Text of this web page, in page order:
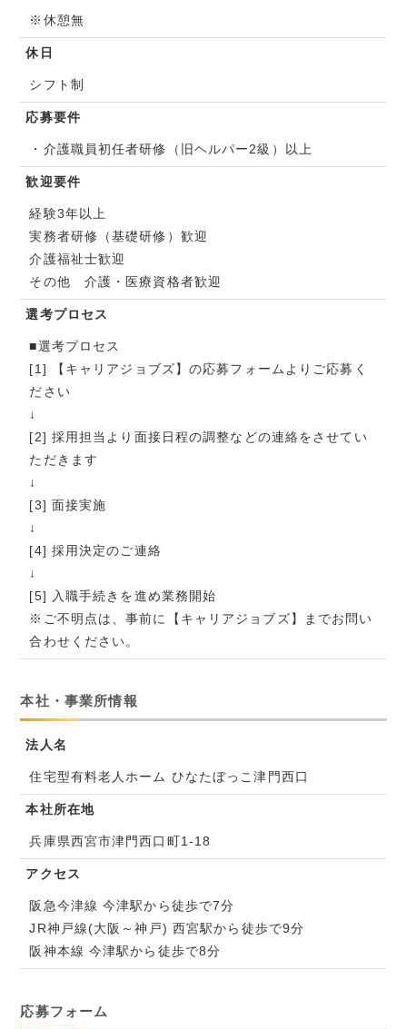
※休憩無
休日
シフト制
応募要件
・介護職員初任者研修（旧ヘルパー2級）以上
歓迎要件
経験3年以上
実務者研修（基礎研修）歓迎
介護福祉士歓迎
その他 介護・医療資格者歓迎
選考プロセス
■選考プロセス
[1] 【キャリアジョブズ】の応募フォームよりご応募く
ださい
↓
[2] 採用担当より面接日程の調整などの連絡をさせてい
ただきます
↓
[3] 面接実施
↓
[4] 採用決定のご連絡
↓
[5] 入職手続きを進め業務開始
※ご不明点は、事前に【キャリアジョブズ】までお問い
合わせください。
本社・事業所情報
法人名
住宅型有料老人ホーム ひなたぼっこ津門西口
本社所在地
兵庫県西宮市津門西口町1-18
アクセス
阪急今津線 今津駅から徒歩で7分
JR神戸線(大阪～神戸) 西宮駅から徒歩で9分
阪神本線 今津駅から徒歩で8分
応募フォーム